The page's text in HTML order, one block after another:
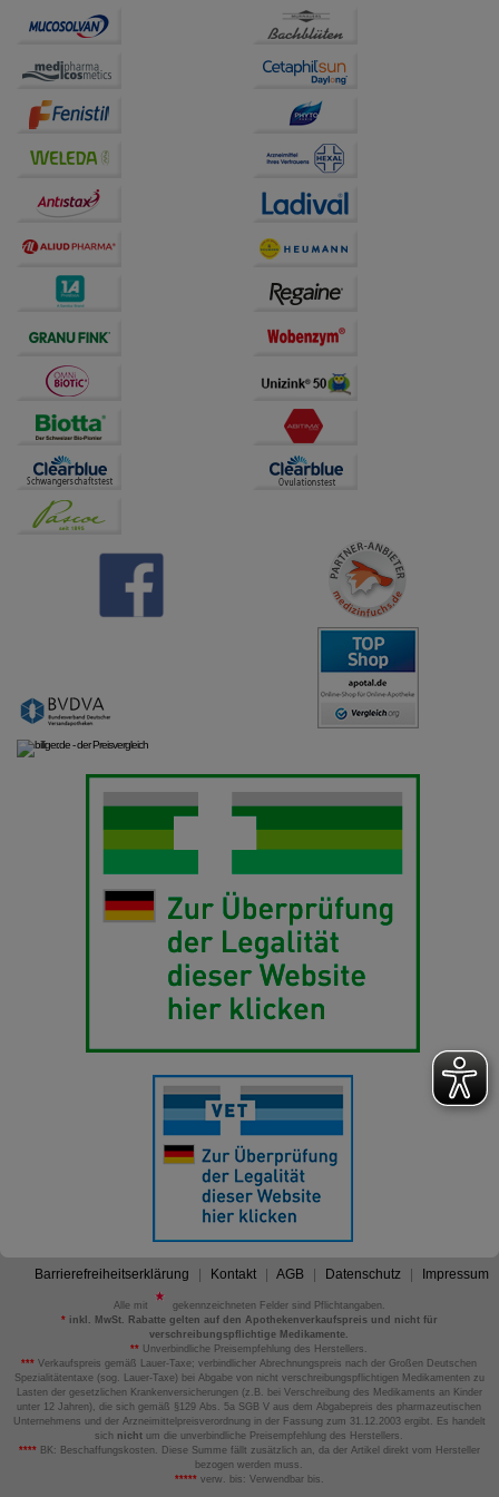
unserer Website sammeln, mit deren Hilfe wir unsere
Website weiter für Sie optimieren können, den Inhalt
Drittseiten möglichst relevant für Sie zu gestalten.
Bitte beachten Sie, dass Daten hierfür teilweise an
Dritte wie z.B. Google oder soziale Medien
übertragen werden.
Barrierefreiheitserklärung Kontakt AGB Datenschutz Impressum
Alle mit
gekennzeichneten Felder sind Pflichtangaben.
*inkl. MwSt. Rabatte gelten auf den Apothekenverkaufspreis und nicht für
verschreibungspflichtige Medikamente.
** Unverbindliche Preisempfehlung des Herstellers.
*** Verkaufspreis gemäß Lauer-Taxe; verbindlicher Abrechnungspreis nach der Großen Deutschen
Spezialitätentaxe (sog. Lauer-Taxe) bei Abgabe von nicht verschreibungspflichtigen Medikamenten zu
Lasten der gesetzlichen Krankenversicherungen (z.B. bei Verschreibung des Medikaments an Kinder
unter 12 Jahren), die sich gemäß §129 Abs. 5a SGB V aus dem Abgabepreis des pharmazeutischen
Unternehmens und der Arzneimittelpreisverordnung in der Fassung zum 31.12.2003 ergibt. Es handelt
sich nicht um die unverbindliche Preisempfehlung des Herstellers.
****BK: Beschaffungskosten. Diese Summe fällt zusätzlich an, da der Artikel direkt vom Hersteller
bezogen werden muss.
*****verw. bis: Verwendbar bis.